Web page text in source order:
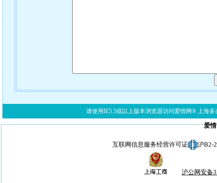
请使用IE5.5或以上版本浏览器访问爱情网® 上海多
爱
互联网信息服务经营许可证 沪B2-
沪公网安备